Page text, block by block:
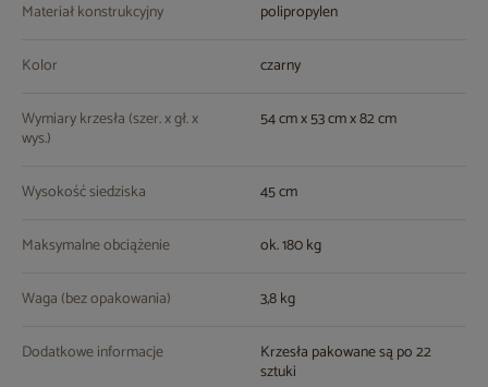
Materiał konstrukcyjny polipropylen
Kolor czarny
Wymiary krzesła (szer. x gł. x
wys.)
54 cm x 53 cm x 82 cm
Wysokość siedziska 45 cm
Maksymalne obciążenie ok. 180 kg
Waga (bez opakowania) 3,8 kg
Dodatkowe informacje Krzesła pakowane są po 22
sztuki